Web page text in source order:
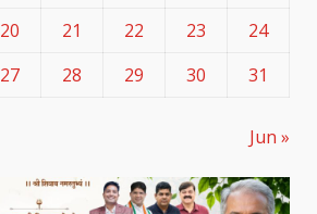
20 21 22 23
24
27 28 29 30 31
Jun »